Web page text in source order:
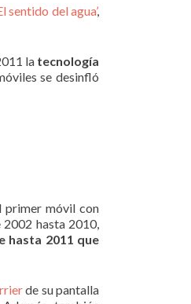
sentido del agua’,
la tecnología
se desinfló
primer móvil con
2002 hasta 2010,
hasta 2011 que
de su pantalla